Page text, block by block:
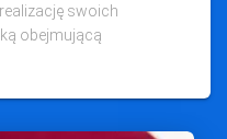
swoich
obejmującą